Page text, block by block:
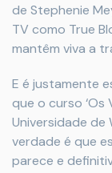
de Stephenie
TV como True
mantêm viva a
E é justamente
que o curso ‘Os
Universidade de
verdade é que
parece e